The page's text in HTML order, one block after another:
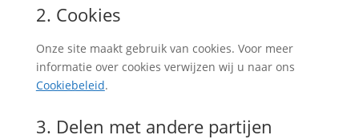
2. Cookies
Onze site maakt gebruik van cookies. Voor meer
informatie over cookies verwijzen wij u naar ons
Cookiebeleid.
3. Delen met andere partijen